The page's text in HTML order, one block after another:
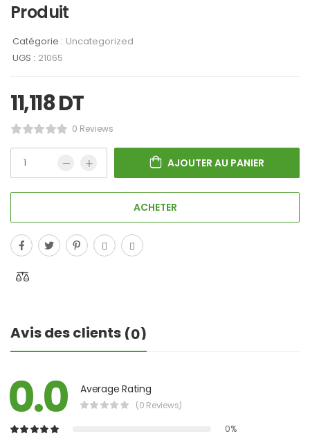
Produit
Catégorie : Uncategorized
UGS : 21065
11,118DT
0 Reviews
AJOUTER AU PANIER
ACHETER
Avis des clients (0)
0.0 Average Rating
(0 Reviews)
0%